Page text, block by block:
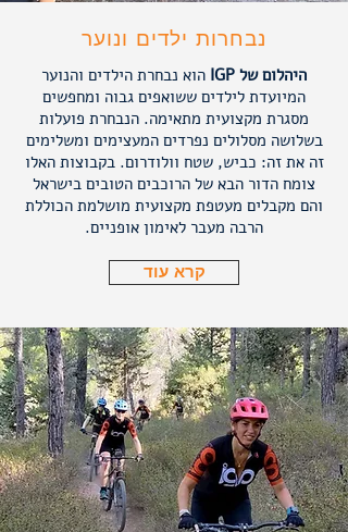
נבחרות ילדים ונוער
היהלום של IGP
הוא נבחרת הילדים והנוער
המיועדת לילדים ששואפים גבוה ומחפשים
מסגרת מקצועית מתאימה. הנבחרת פועלות
בשלושה מסלולים נפרדים המעצימים ומשלימים
זה את זה: כביש, שטח וולודרום. בקבוצות האלו
צומח הדור הבא של הרוכבים הטובים בישראל
והם מקבלים מעטפת מקצועית מושלמת הכוללת
הרבה מעבר לאימון אופניים.
קרא עוד